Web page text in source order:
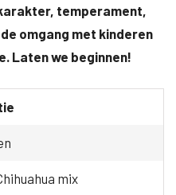
temperament,
omgang met kinderen
Laten we beginnen!
mix